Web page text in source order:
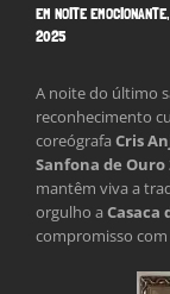
EM NOITE
2025
A noite do último
reconhecimento
coreógrafa Cris
Sanfona de Ouro
mantêm viva a
orgulho a Casaca
compromisso